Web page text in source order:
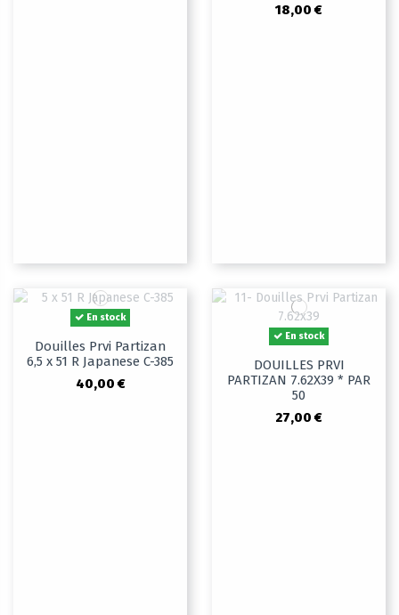
18,00 €
En stock
Douilles Prvi Partizan
6,5 x 51 R Japanese C-385
40,00 €
En stock
DOUILLES PRVI
PARTIZAN 7.62X39 * PAR
50
27,00 €